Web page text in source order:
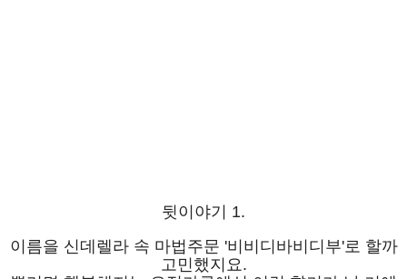
뒷이야기 1.
이름을 신데렐라 속 마법주문 '비비디바비디부'로 할까
고민했지요.